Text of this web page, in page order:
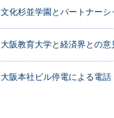
文化杉並学園とパートナー
大阪教育大学と経済界との
大阪本社ビル停電による電